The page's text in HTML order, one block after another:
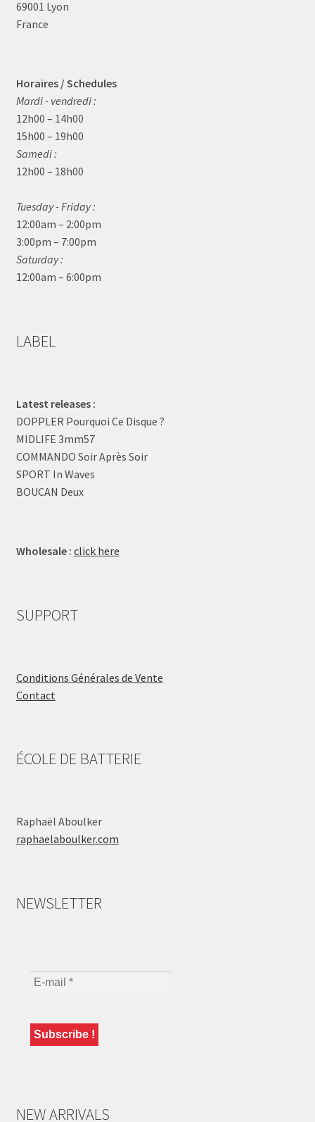
69001 Lyon
France
Horaires / Schedules
Mardi - vendredi :
12h00 – 14h00
15h00 – 19h00
Samedi :
12h00 – 18h00
Tuesday - Friday :
12:00am – 2:00pm
3:00pm – 7:00pm
Saturday :
12:00am – 6:00pm
LABEL
Latest releases :
DOPPLER Pourquoi Ce Disque ?
MIDLIFE 3mm57
COMMANDO Soir Après Soir
SPORT In Waves
BOUCAN Deux
Wholesale : click here
SUPPORT
Conditions Générales de Vente
Contact
ÉCOLE DE BATTERIE
Raphaël Aboulker
raphaelaboulker.com
NEWSLETTER
NEW ARRIVALS